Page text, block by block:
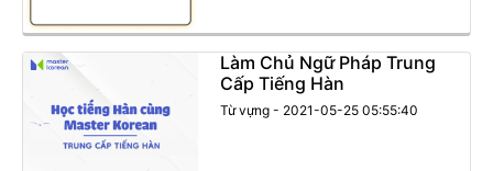
Làm Chủ Ngữ Pháp Trung
Cấp Tiếng Hàn
Từ vựng - 2021-05-25 05:55:40